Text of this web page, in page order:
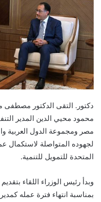
دكتور. التقى الدكتور مصطفى
محمود محيي الدين المدير
مصر ومجموعة الدول العربية
لجهوده المتواصلة لاستكمال
المتحدة للتمويل للتنمية.
وبدأ رئيس الوزراء اللقاء
بمناسبة انتهاء فترة عمله